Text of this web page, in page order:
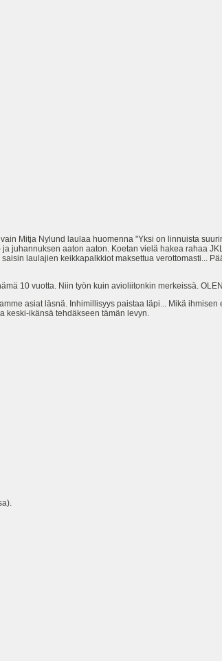
Mitja Nylund laulaa huomenna "Yksi on linnuista
juhannuksen aaton aaton. Koetan vielä hakea rahaa
laulajien keikkapalkkiot maksettua verottomasti...
10 vuotta. Niin työn kuin avioliitonkin merkeissä.
asiat läsnä. Inhimillisyys paistaa läpi... Mikä ihmisen
keski-ikänsä tehdäkseen tämän levyn.